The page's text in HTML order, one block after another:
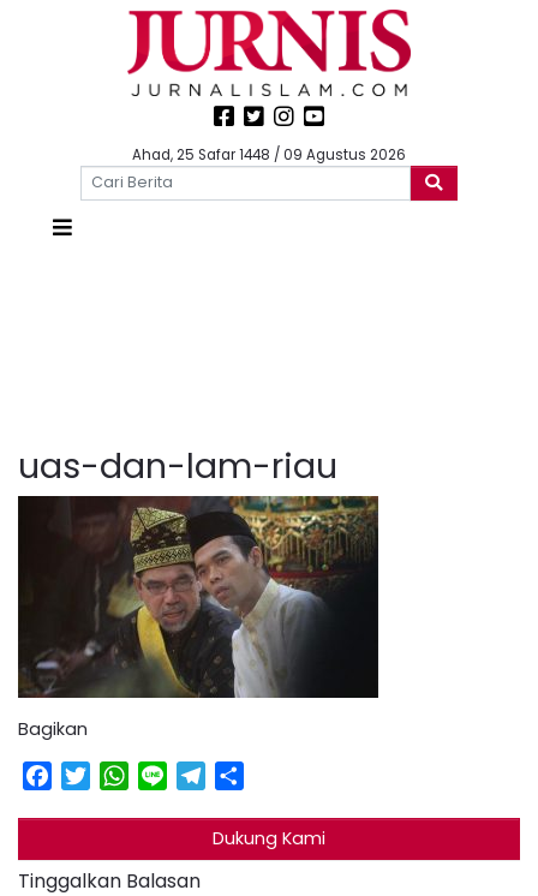
Ahad, 25 Safar 1448 / 09 Agustus 2026
uas-dan-lam-riau
Bagikan
Facebook
TwitterWhatsApp
Line Telegram
Dukung Kami
Tinggalkan Balasan